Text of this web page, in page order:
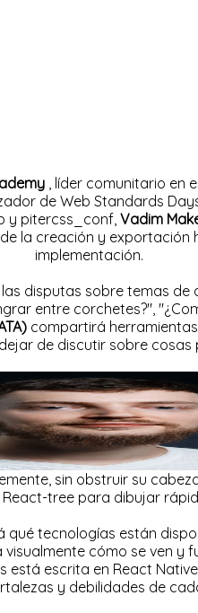
, líder comunitario en
de Web Standards
y pitercss_conf, Vadim
la creación y exportación
implementación.
disputas sobre temas de
entre corchetes?",
compartirá
de discutir sobre cosas
sin obstruir su
tree para dibujar
qué tecnologías están
cómo se ven y
está escrita en React
y debilidades de